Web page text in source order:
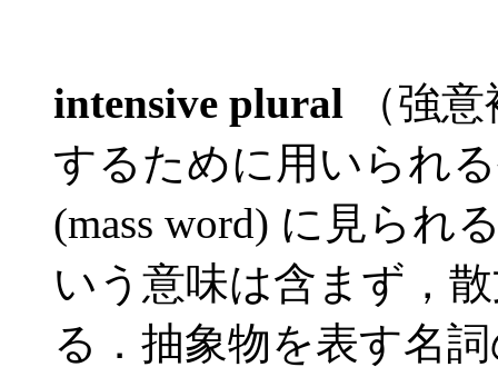
intensive plural （強
するために用いられ
(mass word) に見られ
いう意味は含まず，
る．抽象物を表す名